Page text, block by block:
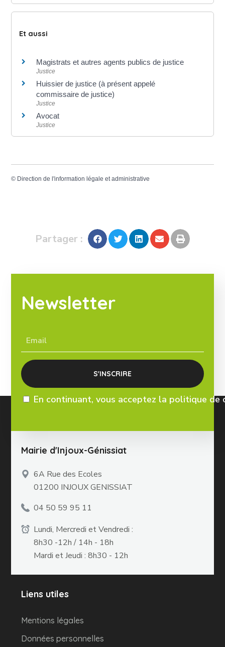
Et aussi
Magistrats et autres agents publics de justice
Justice
Huissier de justice (à présent appelé
commissaire de justice)
Justice
Avocat
Justice
© Direction de l'information légale et administrative
Partager :
Newsletter
En continuant, vous acceptez la politique
Mairie d'Injoux-Génissiat
6A Rue des Ecoles
01200 INJOUX GENISSIAT
04 50 59 95 11
Lundi, Mercredi et Vendredi :
8h30 -12h / 14h - 18h
Mardi et Jeudi : 8h30 - 12h
Liens utiles
Mentions légales
Données personnelles